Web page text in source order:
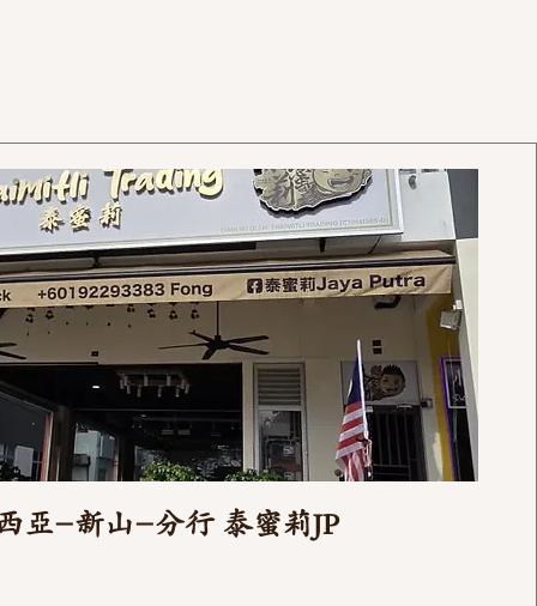
亞-新山-分行 泰蜜莉JP